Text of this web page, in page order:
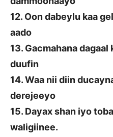
12. Oon dabeylu kaa
aado
13. Gacmahana
duufin
14. Waa nii diin
derejeeyo
15. Dayax shan iyo
waligiinee.